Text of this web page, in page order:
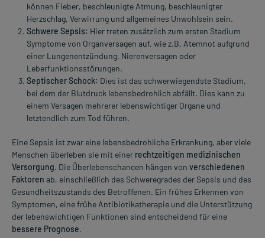
können Fieber, beschleunigte Atmung, beschleunigter
Herzschlag, Verwirrung und allgemeines Unwohlsein sein.
Schwere Sepsis: Hier treten zusätzlich zum ersten Stadium
Symptome von Organversagen auf, wie z.B. Atemnot aufgrund
einer Lungenentzündung, Nierenversagen oder
Leberfunktionsstörungen.
Septischer Schock: Dies ist das schwerwiegendste Stadium,
bei dem der Blutdruck lebensbedrohlich abfällt. Dies kann zu
einem Versagen mehrerer lebenswichtiger Organe und
letztendlich zum Tod führen.
Eine Sepsis ist zwar eine lebensbedrohliche Erkrankung, aber viele
Menschen überleben sie mit einer rechtzeitigen medizinischen
Versorgung. Die Überlebenschancen hängen von verschiedenen
Faktoren ab, einschließlich des Schweregrades der Sepsis und des
Gesundheitszustands des Betroffenen. Ein frühes Erkennen von
Symptomen, eine frühe Antibiotikatherapie und die Unterstützung
der lebenswichtigen Funktionen sind entscheidend für eine
bessere Prognose.